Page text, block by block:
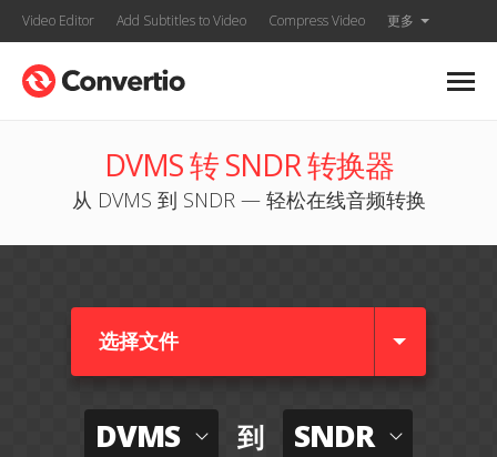
Video Editor Add Subtitles to Video Compress Video 更多
DVMS 转 SNDR 转换器
从 DVMS 到 SNDR — 轻松在线音频转换
选择文件
DVMS 到 SNDR